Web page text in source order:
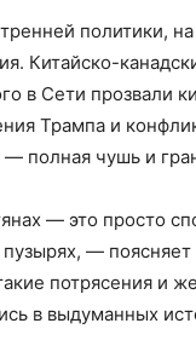
политики,
Китайско-
в Сети прозвали
Трампа и
— полная чушь и
— это просто
—
потрясения и
в выдуманных